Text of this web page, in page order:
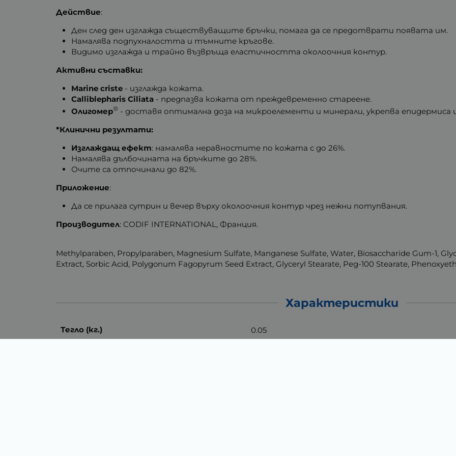
Действие:
Ден след ден изглажда съществуващите бръчки, помага да се предотврати появата им.
Намалява подпухналостта и тъмните кръгове.
Видимо изглажда и трайно възвръща еластичността околоочния контур.
Активни съставки:
Marine criste - изглажда кожата.
Calliblepharis Ciliata - предпазва кожата от преждевременно стареене.
Олигомер® - доставя оптимална доза на микроелементи и минерали, укрепва
*Клинични резултати:
Изглаждащ ефект: намалява неравностите по кожата с до 26%.
Намалява дълбочината на бръчките до 28%.
Очите са отпочинали до 82%.
Приложение:
Да се прилага сутрин и вечер върху околоочния контур чрез нежни потупвания.
Производител: CODIF INTERNATIONAL, Франция.
Methylparaben, Propylparaben, Magnesium Sulfate, Manganese Sulfate, Water, Biosaccharide Gum-1,
Extract, Sorbic Acid, Polygonum Fagopyrum Seed Extract, Glyceryl Stearate, Peg-100 Stearate,
Характеристики
Тегло (кг.) 0.05